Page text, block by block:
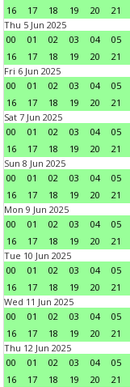
16
17 18 19 20 21
Thu 5 Jun 2025
00
01 02 03 04 05
16
17 18 19 20 21
Fri 6 Jun 2025
00
01 02 03 04 05
16
17 18 19 20 21
Sat 7 Jun 2025
00
01 02 03 04 05
16
17 18 19 20 21
Sun 8 Jun 2025
00
01 02 03 04 05
16
17 18 19 20 21
Mon 9 Jun 2025
00
01 02 03 04 05
16
17 18 19 20 21
Tue 10 Jun 2025
00
01 02 03 04 05
16
17 18 19 20 21
Wed 11 Jun 2025
00
01 02 03 04 05
16
17 18 19 20 21
Thu 12 Jun 2025
00
01 02 03 04 05
16
17 18 19 20 21